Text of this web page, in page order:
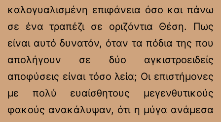
καλογυαλισμένη επιφάνεια όσο και πάνω
σε ένα τραπέζι σε οριζόντια Θέση. Πως
είναι αυτό δυνατόν, όταν τα πόδια της που
απολήγουν σε δύο αγκιστροειδείς
αποφύσεις είναι τόσο λεία; Οι επιστήμονες
με πολύ ευαίσθητους μεγενθυτικούς
φακούς ανακάλυψαν, ότι η μύγα ανάμεσα